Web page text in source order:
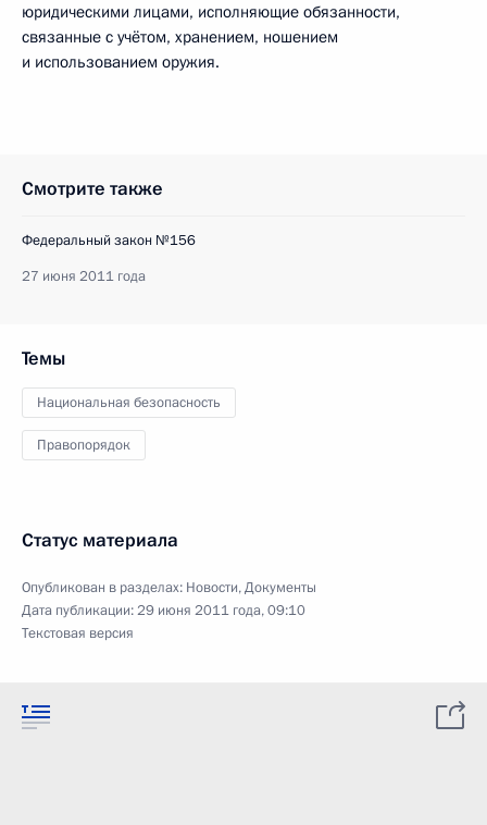
юридическими лицами, исполняющие обязанности,
связанные с учётом, хранением, ношением
и использованием оружия.
Смотрите также
Федеральный закон №156
27 июня 2011 года
Темы
Национальная безопасность
Правопорядок
Статус материала
Опубликован в разделах: Новости,Документы
Дата публикации:29 июня 2011 года, 09:10
Текстовая версия